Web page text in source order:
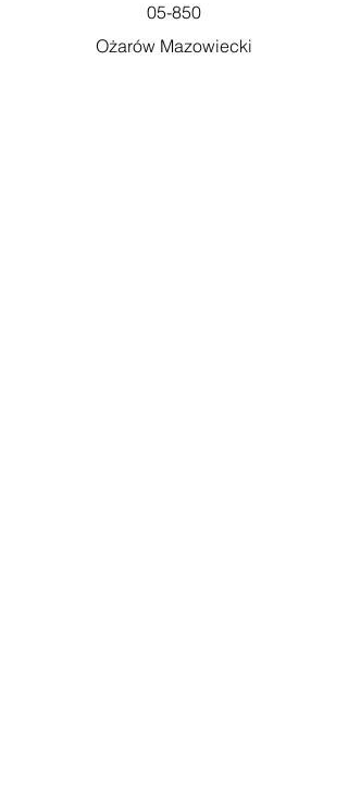
05-850
Ożarów Mazowiecki